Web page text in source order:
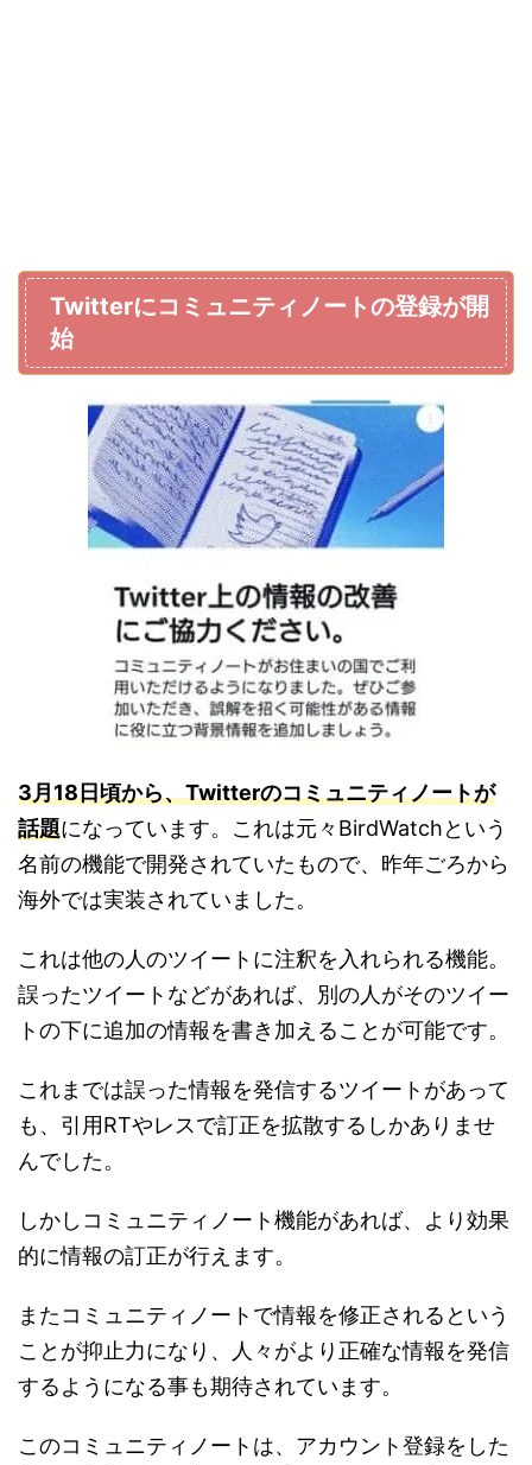
Twitterにコミュニティノートの登録が開
始
3月18日頃から、Twitterのコミュニティノートが
話題になっています。これは元々BirdWatchという
名前の機能で開発されていたもので、昨年ごろから
海外では実装されていました。
これは他の人のツイートに注釈を入れられる機能。
誤ったツイートなどがあれば、別の人がそのツイー
トの下に追加の情報を書き加えることが可能です。
これまでは誤った情報を発信するツイートがあって
も、引用RTやレスで訂正を拡散するしかありませ
んでした。
しかしコミュニティノート機能があれば、より効果
的に情報の訂正が行えます。
またコミュニティノートで情報を修正されるという
ことが抑止力になり、人々がより正確な情報を発信
するようになる事も期待されています。
このコミュニティノートは、アカウント登録をした